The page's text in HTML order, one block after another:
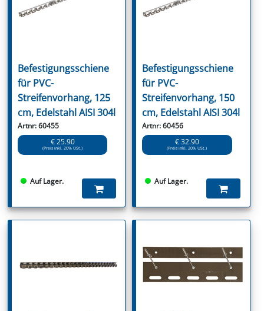
Befestigungsschiene
für PVC-
Streifenvorhang, 125
cm, Edelstahl AISI 304l
Artnr: 60455
€ 25.90
(Preis inkl. 20% USt.)
Auf Lager.
Befestigungsschiene
für PVC-
Streifenvorhang, 150
cm, Edelstahl AISI 304l
Artnr: 60456
€ 32.90
(Preis inkl. 20% USt.)
Auf Lager.